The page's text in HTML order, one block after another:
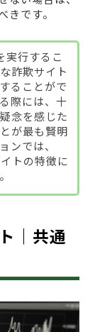
です。
実行するこ
詐欺サイト
ることがで
際には、十
念を感じた
が最も賢明
ンでは、
トの特徴に
｜共通